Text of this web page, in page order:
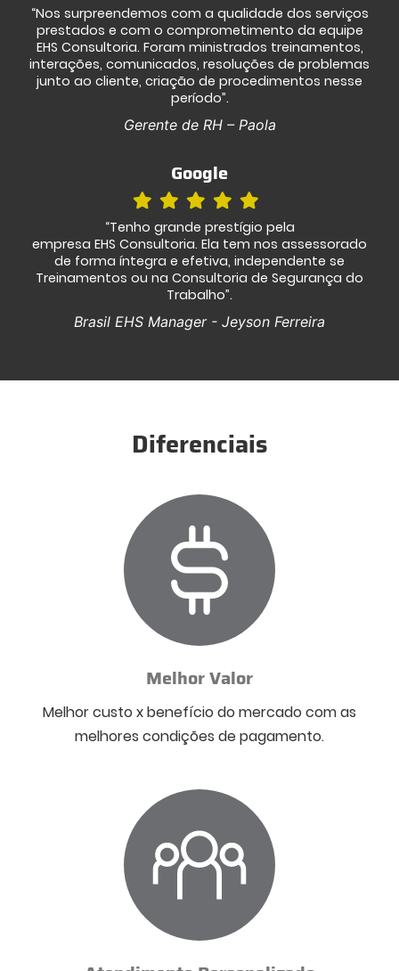
“Nos surpreendemos com a qualidade dos serviços
prestados e com o comprometimento da equipe
EHS Consultoria. Foram ministrados treinamentos,
interações, comunicados, resoluções de problemas
junto ao cliente, criação de procedimentos nesse
período”.
Gerente de RH – Paola
Google
“Tenho grande prestígio pela
empresa EHS Consultoria. Ela tem nos assessorado
de forma íntegra e efetiva, independente se
Treinamentos ou na Consultoria de Segurança do
Trabalho”.
Brasil EHS Manager - Jeyson Ferreira
Diferenciais
Melhor Valor
Melhor custo x benefício do mercado com as
melhores condições de pagamento.